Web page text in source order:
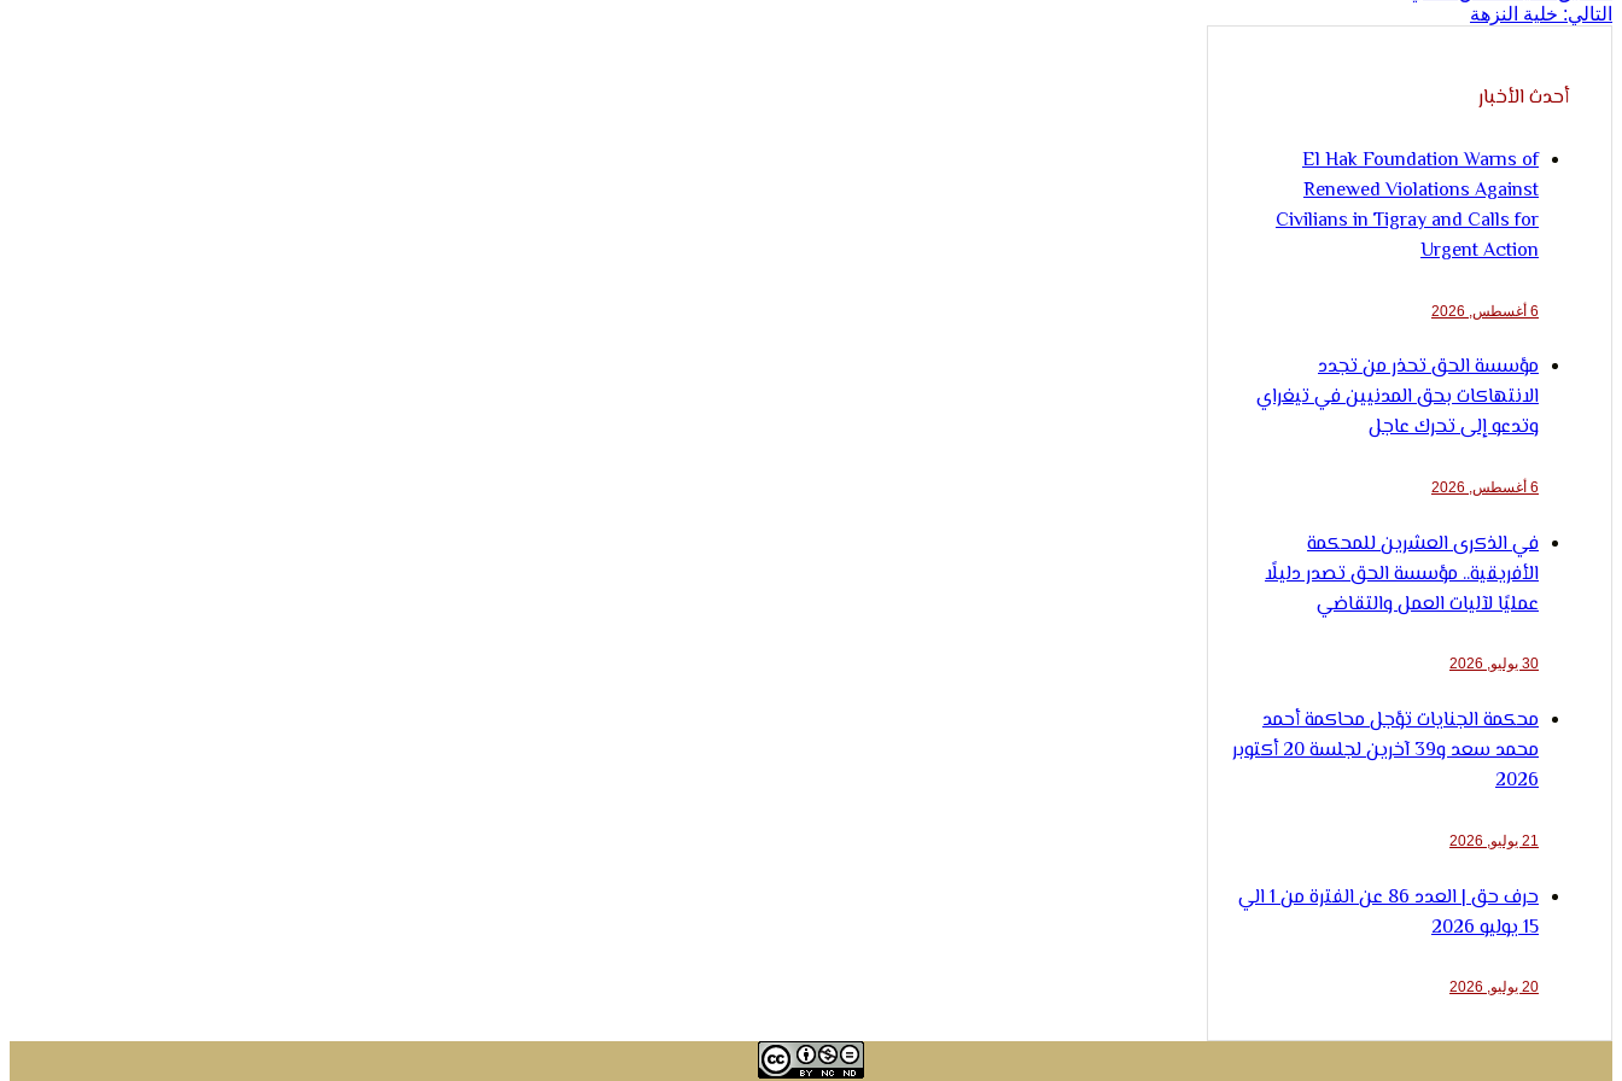
التالي: خلية النزهة
أحدث الأخبار
El Hak Foundation Warns of
Renewed Violations Against
Civilians in Tigray and Calls for
Urgent Action
6 أغسطس, 2026
مؤسسة الحق تحذر من تجدد
الانتهاكات بحق المدنيين في تيغراي
وتدعو إلى تحرك عاجل
6 أغسطس, 2026
في الذكرى العشرين للمحكمة
الأفريقية.. مؤسسة الحق تصدر دليلًا
عمليًا لآليات العمل والتقاضي
30 يوليو, 2026
محكمة الجنايات تؤجل محاكمة أحمد
محمد سعد و39 آخرين لجلسة 20 أكتوبر
2026
21 يوليو, 2026
حرف حق | العدد 86 عن الفترة من 1 الي
15 يوليو 2026
20 يوليو, 2026